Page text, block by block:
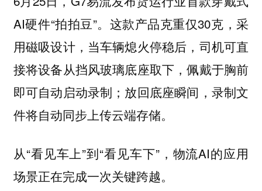
AI硬件“拍拍豆”。这款产品克重仅30克，采
用磁吸设计，当车辆熄火停稳后，司机可直
接将设备从挡风玻璃底座取下，佩戴于胸前
即可自动启动录制；放回底座瞬间，录制文
件将自动同步上传云端存储。
从“看见车上”到“看见车下”，物流AI的应用
场景正在完成一次关键跨越。